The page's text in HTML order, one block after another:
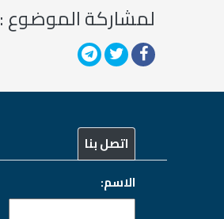
لمشاركة الموضوع :
اتصل بنا
الاسم: